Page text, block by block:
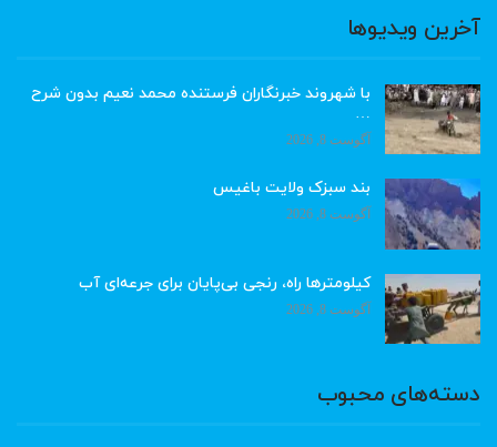
آخرین ویدیوها
با شهروند خبرنگاران فرستنده محمد نعیم بدون شرح
…
آگوست 8, 2026
بند سبزک ولایت باغیس
آگوست 8, 2026
کیلومترها راه، رنجی بی‌پایان برای جرعه‌ای آب
آگوست 8, 2026
دسته‌های محبوب